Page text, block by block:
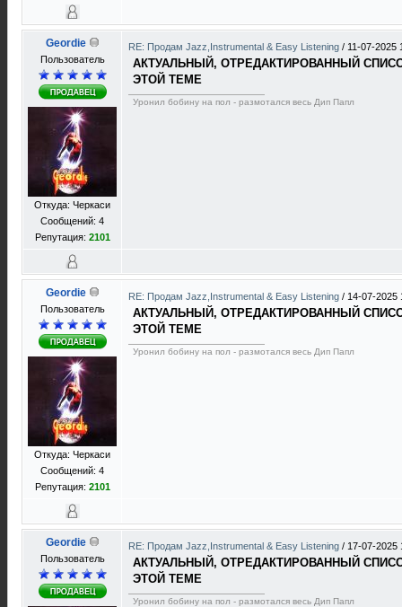
Geordie
Пользователь
Откуда: Черкаси
Сообщений: 4
Репутация: 2101
RE: Продам Jazz,Instrumental & Easy Listening / 11-07-2025
АКТУАЛЬНЫЙ, ОТРЕДАКТИРОВАННЫЙ
ЭТОЙ ТЕМЕ
Уронил бобину на пол - размотался весь Дип Папл
Geordie
Пользователь
Откуда: Черкаси
Сообщений: 4
Репутация: 2101
RE: Продам Jazz,Instrumental & Easy Listening / 14-07-2025
АКТУАЛЬНЫЙ, ОТРЕДАКТИРОВАННЫЙ
ЭТОЙ ТЕМЕ
Уронил бобину на пол - размотался весь Дип Папл
Geordie
Пользователь
RE: Продам Jazz,Instrumental & Easy Listening / 17-07-2025
АКТУАЛЬНЫЙ, ОТРЕДАКТИРОВАННЫЙ
ЭТОЙ ТЕМЕ
Уронил бобину на пол - размотался весь Дип Папл